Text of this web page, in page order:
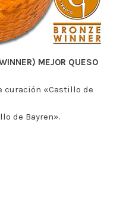
MEJOR QUESO
curación «Castillo de
de Bayren».